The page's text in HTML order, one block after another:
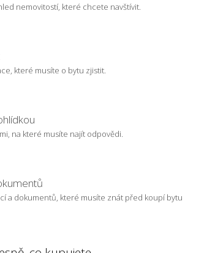
nemovitostí, které chcete navštívit.
které musíte o bytu zjistit.
na které musíte najít odpovědi.
a dokumentů, které musíte znát před koupí bytu